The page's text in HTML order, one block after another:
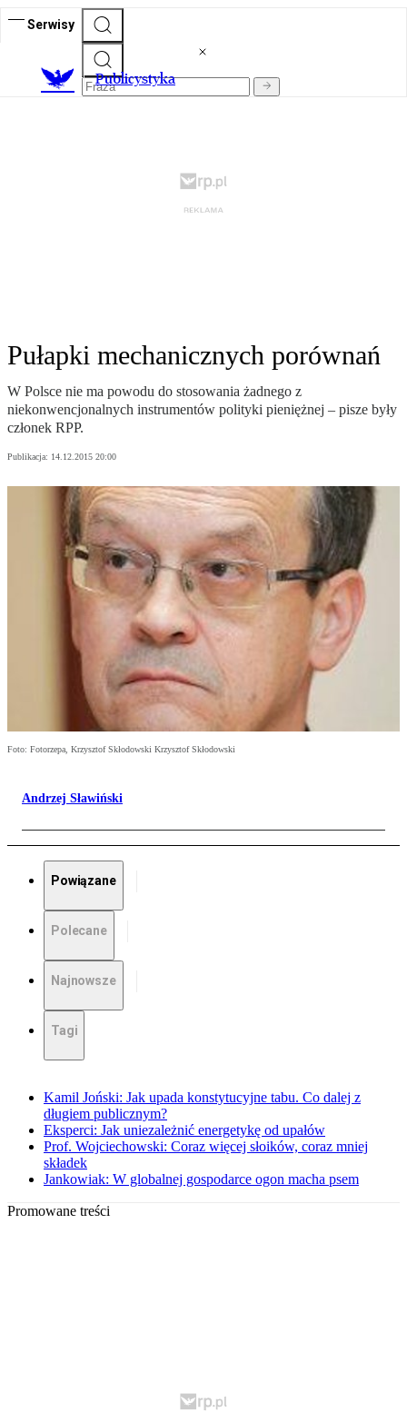
Serwisy
Publicystyka
Pułapki mechanicznych porównań
W Polsce nie ma powodu do stosowania żadnego z
niekonwencjonalnych instrumentów polityki pieniężnej – pisze były
członek RPP.
Publikacja: 14.12.2015 20:00
Foto: Fotorzepa, Krzysztof Skłodowski Krzysztof Skłodowski
Andrzej Sławiński
Powiązane
Polecane
Najnowsze
Tagi
Kamil Joński: Jak upada konstytucyjne tabu. Co dalej z
długiem publicznym?
Eksperci: Jak uniezależnić energetykę od upałów
Prof. Wojciechowski: Coraz więcej słoików, coraz mniej
składek
Jankowiak: W globalnej gospodarce ogon macha psem
Promowane treści